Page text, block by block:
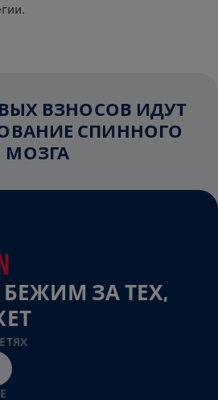
ВЗНОСОВ ИДУТ
СПИННОГО
МОЗГА
ЗА ТЕХ,